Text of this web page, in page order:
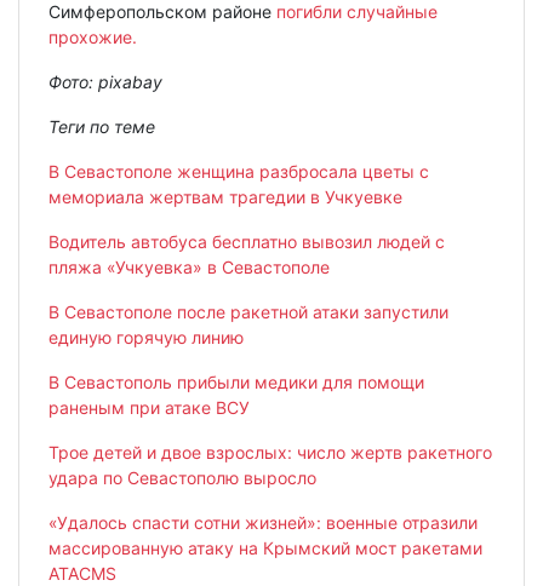
Симферопольском районе погибли случайные
прохожие.
Фото: pixabay
Теги по теме
В Севастополе женщина разбросала цветы с
мемориала жертвам трагедии в Учкуевке
Водитель автобуса бесплатно вывозил людей с
пляжа «Учкуевка» в Севастополе
В Севастополе после ракетной атаки запустили
единую горячую линию
В Севастополь прибыли медики для помощи
раненым при атаке ВСУ
Трое детей и двое взрослых: число жертв ракетного
удара по Севастополю выросло
«Удалось спасти сотни жизней»: военные отразили
массированную атаку на Крымский мост ракетами
ATACMS